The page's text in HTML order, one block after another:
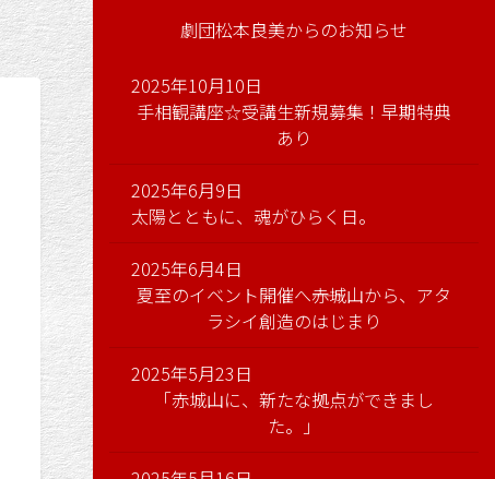
劇団松本良美からのお知らせ
2025年10月10日
手相観講座☆受講生新規募集！早期特典
あり
2025年6月9日
太陽とともに、魂がひらく日。
2025年6月4日
夏至のイベント開催へ――赤城山から、アタ
ラシイ創造のはじまり
2025年5月23日
「赤城山に、新たな拠点ができまし
た。」